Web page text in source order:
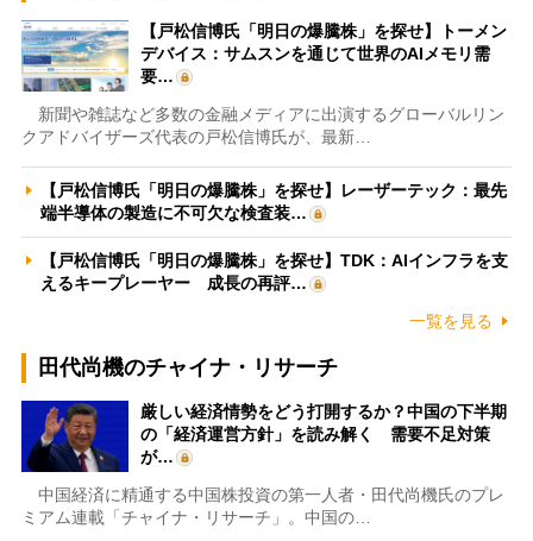
【戸松信博氏「明日の爆騰株」を探せ】トーメン
デバイス：サムスンを通じて世界のAIメモリ需
要…
新聞や雑誌など多数の金融メディアに出演するグローバルリン
クアドバイザーズ代表の戸松信博氏が、最新…
【戸松信博氏「明日の爆騰株」を探せ】レーザーテック：最先
端半導体の製造に不可欠な検査装…
【戸松信博氏「明日の爆騰株」を探せ】TDK：AIインフラを支
えるキープレーヤー 成長の再評…
一覧を見る
田代尚機のチャイナ・リサーチ
厳しい経済情勢をどう打開するか？中国の下半期
の「経済運営方針」を読み解く 需要不足対策
が…
中国経済に精通する中国株投資の第一人者・田代尚機氏のプレ
ミアム連載「チャイナ・リサーチ」。中国の…